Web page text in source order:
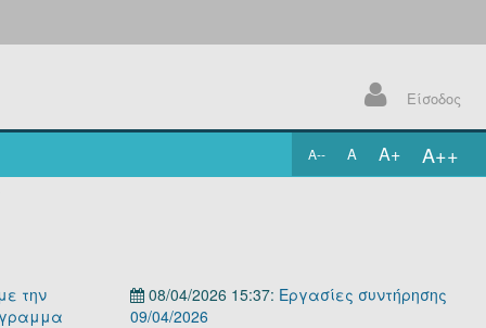
Είσοδος
A-- A A+ A++
την
08/04/2026 15:37: Εργασίες συντήρησης
09/04/2026